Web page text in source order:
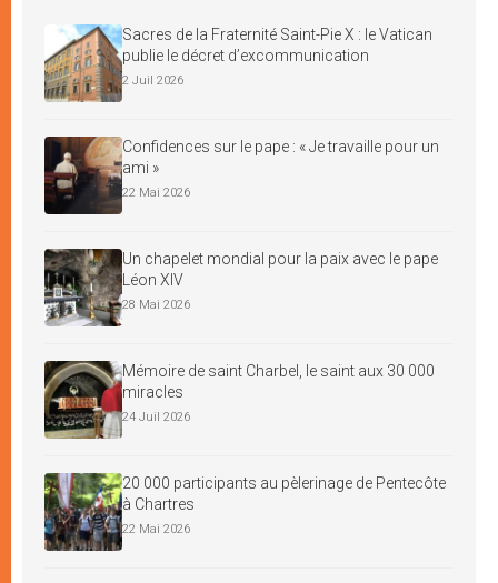
Sacres de la Fraternité Saint-Pie X : le Vatican
publie le décret d’excommunication
2 Juil 2026
Confidences sur le pape : « Je travaille pour un
ami »
22 Mai 2026
Un chapelet mondial pour la paix avec le pape
Léon XIV
28 Mai 2026
Mémoire de saint Charbel, le saint aux 30 000
miracles
24 Juil 2026
20 000 participants au pèlerinage de Pentecôte
à Chartres
22 Mai 2026